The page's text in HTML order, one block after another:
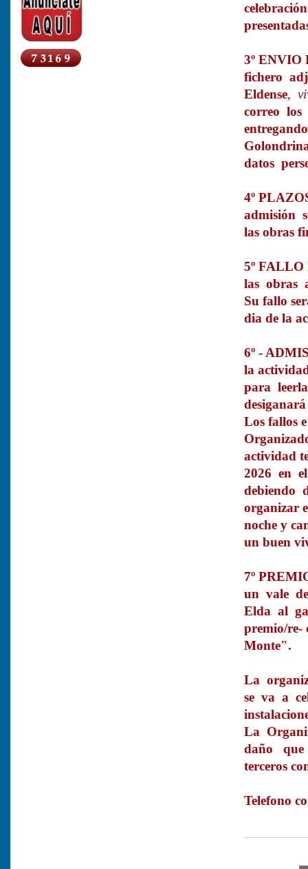
3º ENVIO
fichero
Eldense,
correo los
datos
4º
admisión
las obras
5º
las obras
Su fallo
dia de la
6º -
la
para
Los fallos
actividad
2026 en
debiendo
organizar
noche y
un buen
7º
un vale
Elda al
premio/
Monte".
La
se va a
La
daño que
terceros
Telefono